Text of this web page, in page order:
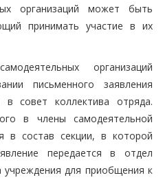
организаций может быть
принимать участие в их
организаций
письменного заявления
в совет коллектива отряда.
в члены самодеятельной
в состав секции, в которой
передается в отдел
учреждения для приобщения к